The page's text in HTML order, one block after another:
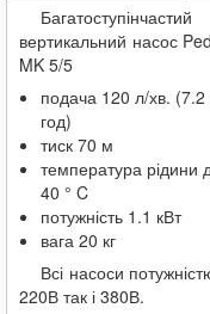
Pedrollo MK 5/8
Pedrollo MK 8/4
Pedrollo MK 8/5
Pedrollo MK 8/6
Pedrollo MKm 8/5
Pedrollo MKm 8/6
Багатоступінчастий
вертикальний насос
MK 5/5
подача 120 л/хв.
год)
тиск 70 м
температура рідини
40 ° C
потужність 1.1 кВт
вага 20 кг
Всі насоси
220В так і 380В.